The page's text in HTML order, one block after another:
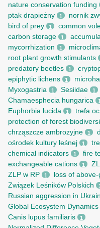
nature conservation funding
ptak drapieżny 1 nornik
bird of prey 1 common
carbon storage 1
mycorrhization 1
root рlant growth stimulants
predatory beetles 1
epiphytic lichens 1
Myxogastria 1 Sesiidae 1
Chamaesphecia hungarica 1
Euphorbia lucida 1 trefa
protection of forest
chrząszcze ambrozyjne 1
ośrodek kultury leśnej 1
chemical indicators 1 fire
exchangeable cations 1
ZLP w RP 1 loss of
Związek Leśników Polskich
Russian aggression in
Global Ecosystem
Canis lupus familiaris 1